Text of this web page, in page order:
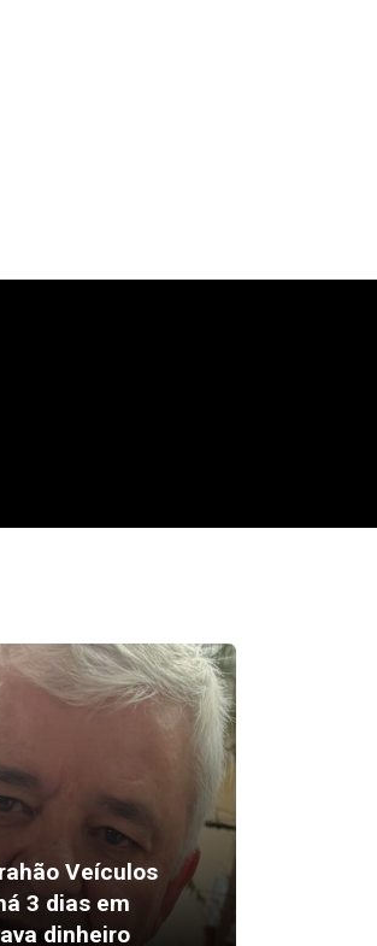
Veículos
3 dias em
dinheiro